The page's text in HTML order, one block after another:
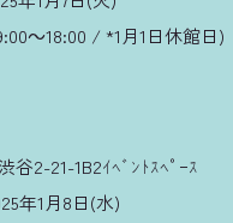
～18:00 / *1月1日休館日)
谷2-21-1B2ｲﾍﾞﾝﾄｽﾍﾟｰｽ
年1月8日(水)